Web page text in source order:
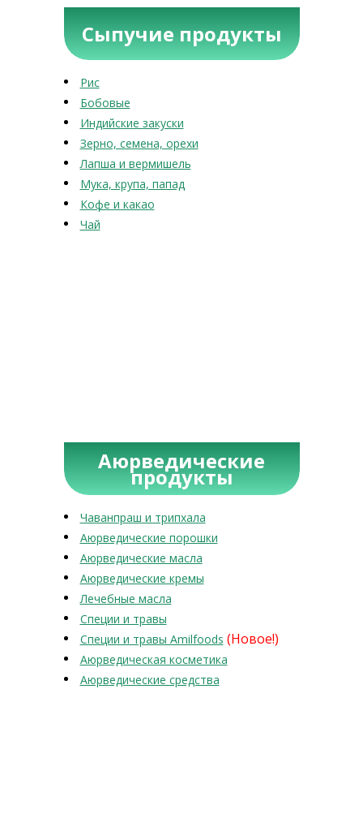
Сыпучие продукты
Рис
Бобовые
Индийские закуски
Зерно, семена, орехи
Лапша и вермишель
Мука, крупа, папад
Кофе и какао
Чай
Аюрведические
продукты
Чаванпраш и трипхала
Аюрведические порошки
Аюрведические масла
Аюрведические кремы
Лечебные масла
Специи и травы
Специи и травы Amilfoods (Новое!)
Аюрведическая косметика
Аюрведические средства